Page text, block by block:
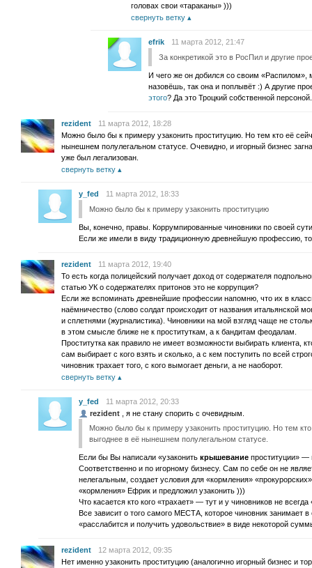
головах свои «тараканы» )))
свернуть ветку
efrik
11 марта 2012, 21:47
За конкретикой это в РосПил и другие
И чего же он добился со своим «Распилом»,
назовёшь, так она и поплывёт :) А другие
этого? Да это Троцкий собственной персоной.
rezident
11 марта 2012, 18:28
Можно было бы к примеру узаконить проституцию. Но тем кто её
нынешнем полулегальном статусе. Очевидно, и игорный бизнес
уже был легализован.
свернуть ветку
y_fed
11 марта 2012, 18:33
Можно было бы к примеру узаконить проституцию
Вы, конечно, правы. Коррумпированные чиновники по своей
Если же имели в виду традиционную древнейшую профессию,
rezident
11 марта 2012, 19:40
То есть когда полицейский получает доход от содержателя
статью УК о содержателях притонов это не коррупция?
Если же вспоминать древнейшие профессии напомню, что их в
наёмничество (слово солдат происходит от названия итальянской
и сплетнями (журналистика). Чиновники на мой взгляд чаще не
в этом смысле ближе не к проституткам, а к бандитам феодалам.
Проститутка как правило не имеет возможности выбирать клиента,
сам выбирает с кого взять и сколько, а с кем поступить по всей
чиновник трахает того, с кого вымогает деньги, а не наоборот.
свернуть ветку
y_fed
11 марта 2012, 20:33
rezident , я не стану спорить с очевидным.
Можно было бы к примеру узаконить проституцию. Но тем
выгоднее в её нынешнем полулегальном статусе.
Если бы Вы написали «узаконить крышевание проституции» —
Соответственно и по игорному бизнесу. Сам по себе он не
нелегальным, создает условия для «кормления»
«кормления» Ефрик и предложил узаконить )))
Что касается кто кого «трахает» — тут и у чиновников не
Все зависит о того самого МЕСТА, которое чиновник занимает
«расслабится и получить удовольствие» в виде некоторой
rezident
12 марта 2012, 09:35
Нет именно узаконить проституцию (аналогично игорный бизнес и